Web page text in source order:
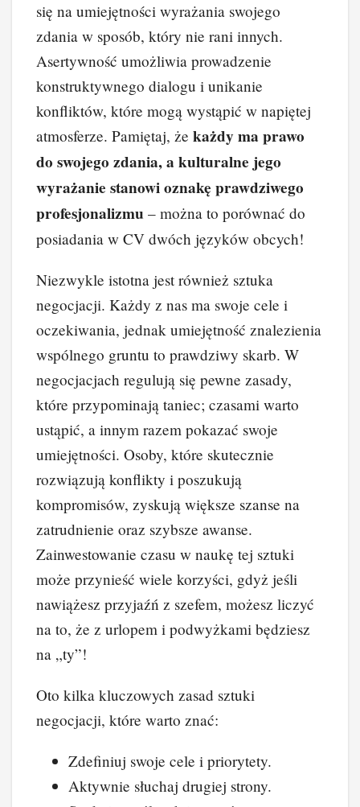
się na umiejętności wyrażania swojego
zdania w sposób, który nie rani innych.
Asertywność umożliwia prowadzenie
konstruktywnego dialogu i unikanie
konfliktów, które mogą wystąpić w napiętej
atmosferze. Pamiętaj, że każdy ma prawo
do swojego zdania, a kulturalne jego
wyrażanie stanowi oznakę prawdziwego
profesjonalizmu – można to porównać do
posiadania w CV dwóch języków obcych!
Niezwykle istotna jest również sztuka
negocjacji. Każdy z nas ma swoje cele i
oczekiwania, jednak umiejętność znalezienia
wspólnego gruntu to prawdziwy skarb. W
negocjacjach regulują się pewne zasady,
które przypominają taniec; czasami warto
ustąpić, a innym razem pokazać swoje
umiejętności. Osoby, które skutecznie
rozwiązują konflikty i poszukują
kompromisów, zyskują większe szanse na
zatrudnienie oraz szybsze awanse.
Zainwestowanie czasu w naukę tej sztuki
może przynieść wiele korzyści, gdyż jeśli
nawiążesz przyjaźń z szefem, możesz liczyć
na to, że z urlopem i podwyżkami będziesz
na „ty”!
Oto kilka kluczowych zasad sztuki
negocjacji, które warto znać:
Zdefiniuj swoje cele i priorytety.
Aktywnie słuchaj drugiej strony.